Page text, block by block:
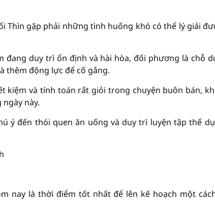
Thìn gặp phải những tình huống khó có thể lý giải
đang duy trì ổn định và hài hòa, đối phương là chỗ
thêm động lực để cố gắng.
kiệm và tính toán rất giỏi trong chuyện buôn bán,
này.
ý đến thói quen ăn uống và duy trì luyện tập thể
nay là thời điểm tốt nhất để lên kế hoạch một